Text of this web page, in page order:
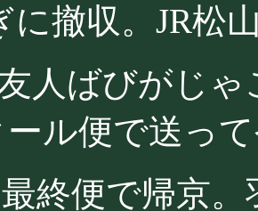
に撤収。JR松
人ばびがじ
ール便で送っ
終便で帰京